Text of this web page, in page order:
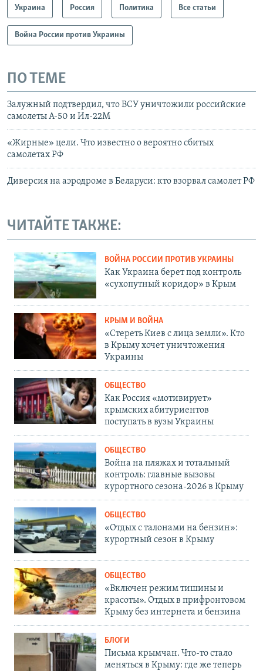
Украина Россия Политика Все статьи
Война России против Украины
ПО ТЕМЕ
Залужный подтвердил, что ВСУ уничтожили российские
самолеты А-50 и Ил-22М
«Жирные» цели. Что известно о вероятно сбитых
самолетах РФ
Диверсия на аэродроме в Беларуси: кто взорвал самолет РФ
ЧИТАЙТЕ ТАКЖЕ:
ВОЙНА РОССИИ ПРОТИВ УКРАИНЫ
Как Украина берет под контроль
«сухопутный коридор» в Крым
КРЫМ И ВОЙНА
«Стереть Киев с лица земли». Кто
в Крыму хочет уничтожения
Украины
ОБЩЕСТВО
Как Россия «мотивирует»
крымских абитуриентов
поступать в вузы Украины
ОБЩЕСТВО
Война на пляжах и тотальный
контроль: главные вызовы
курортного сезона-2026 в Крыму
ОБЩЕСТВО
«Отдых с талонами на бензин»:
курортный сезон в Крыму
ОБЩЕСТВО
«Включен режим тишины и
красоты». Отдых в прифронтовом
Крыму без интернета и бензина
БЛОГИ
Письма крымчан. Что-то стало
меняться в Крыму: где же теперь